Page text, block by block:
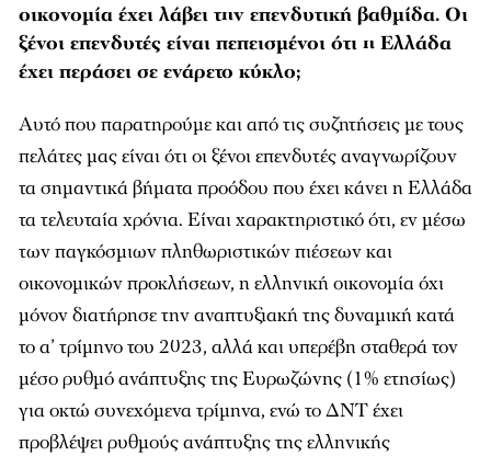
οικονομία έχει λάβει την επενδυτική βαθμίδα. Οι
ξένοι επενδυτές είναι πεπεισμένοι ότι η Ελλάδα
έχει περάσει σε ενάρετο κύκλο;
Αυτό που παρατηρούμε και από τις συζητήσεις με τους
πελάτες μας είναι ότι οι ξένοι επενδυτές αναγνωρίζουν
τα σημαντικά βήματα προόδου που έχει κάνει η Ελλάδα
τα τελευταία χρόνια. Είναι χαρακτηριστικό ότι, εν μέσω
των παγκόσμιων πληθωριστικών πιέσεων και
οικονομικών προκλήσεων, η ελληνική οικονομία όχι
μόνον διατήρησε την αναπτυξιακή της δυναμική κατά
το α’ τρίμηνο του 2023, αλλά και υπερέβη σταθερά τον
μέσο ρυθμό ανάπτυξης της Eυρωζώνης (1% ετησίως)
για οκτώ συνεχόμενα τρίμηνα, ενώ το ΔΝΤ έχει
προβλέψει ρυθμούς ανάπτυξης της ελληνικής